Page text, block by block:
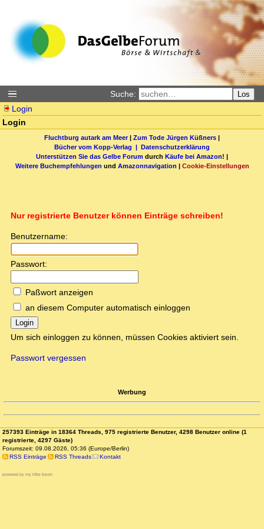
Suche: Los
Login
Login
Fluchtburg autark am Meer| Zum Tode Jürgen Küßners |
Bücher vom Kopp-Verlag | Datenschutzerklärung
Unterstützen Sie das Gelbe Forum durch Käufe bei Amazon! |
Weitere Buchempfehlungen und Amazonnavigation | Cookie-Einstellungen
Nur registrierte Benutzer können Einträge schreiben!
Benutzername:
Passwort:
Paßwort anzeigen
an diesem Computer automatisch einloggen
Login
Um sich einloggen zu können, müssen Cookies aktiviert sein.
Passwort vergessen
Werbung
257393 Einträge in 18364 Threads, 975 registrierte Benutzer, 4298 Benutzer online (1
registrierte, 4297 Gäste)
Forumszeit: 09.08.2026, 05:36 (Europe/Berlin)
RSS Einträge
RSS Threads Kontakt
powered by my little forum